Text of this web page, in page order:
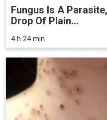
Fungus Is A
Drop Of Plain...
4 h 24 min